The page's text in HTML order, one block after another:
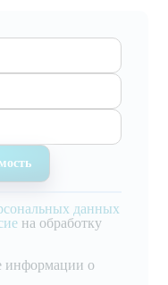
данных
на обработку
информации о